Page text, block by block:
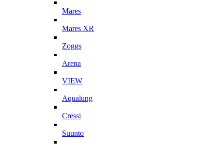
Mares
Mares XR
Zoggs
Arena
VIEW
Aqualung
Cressi
Suunto